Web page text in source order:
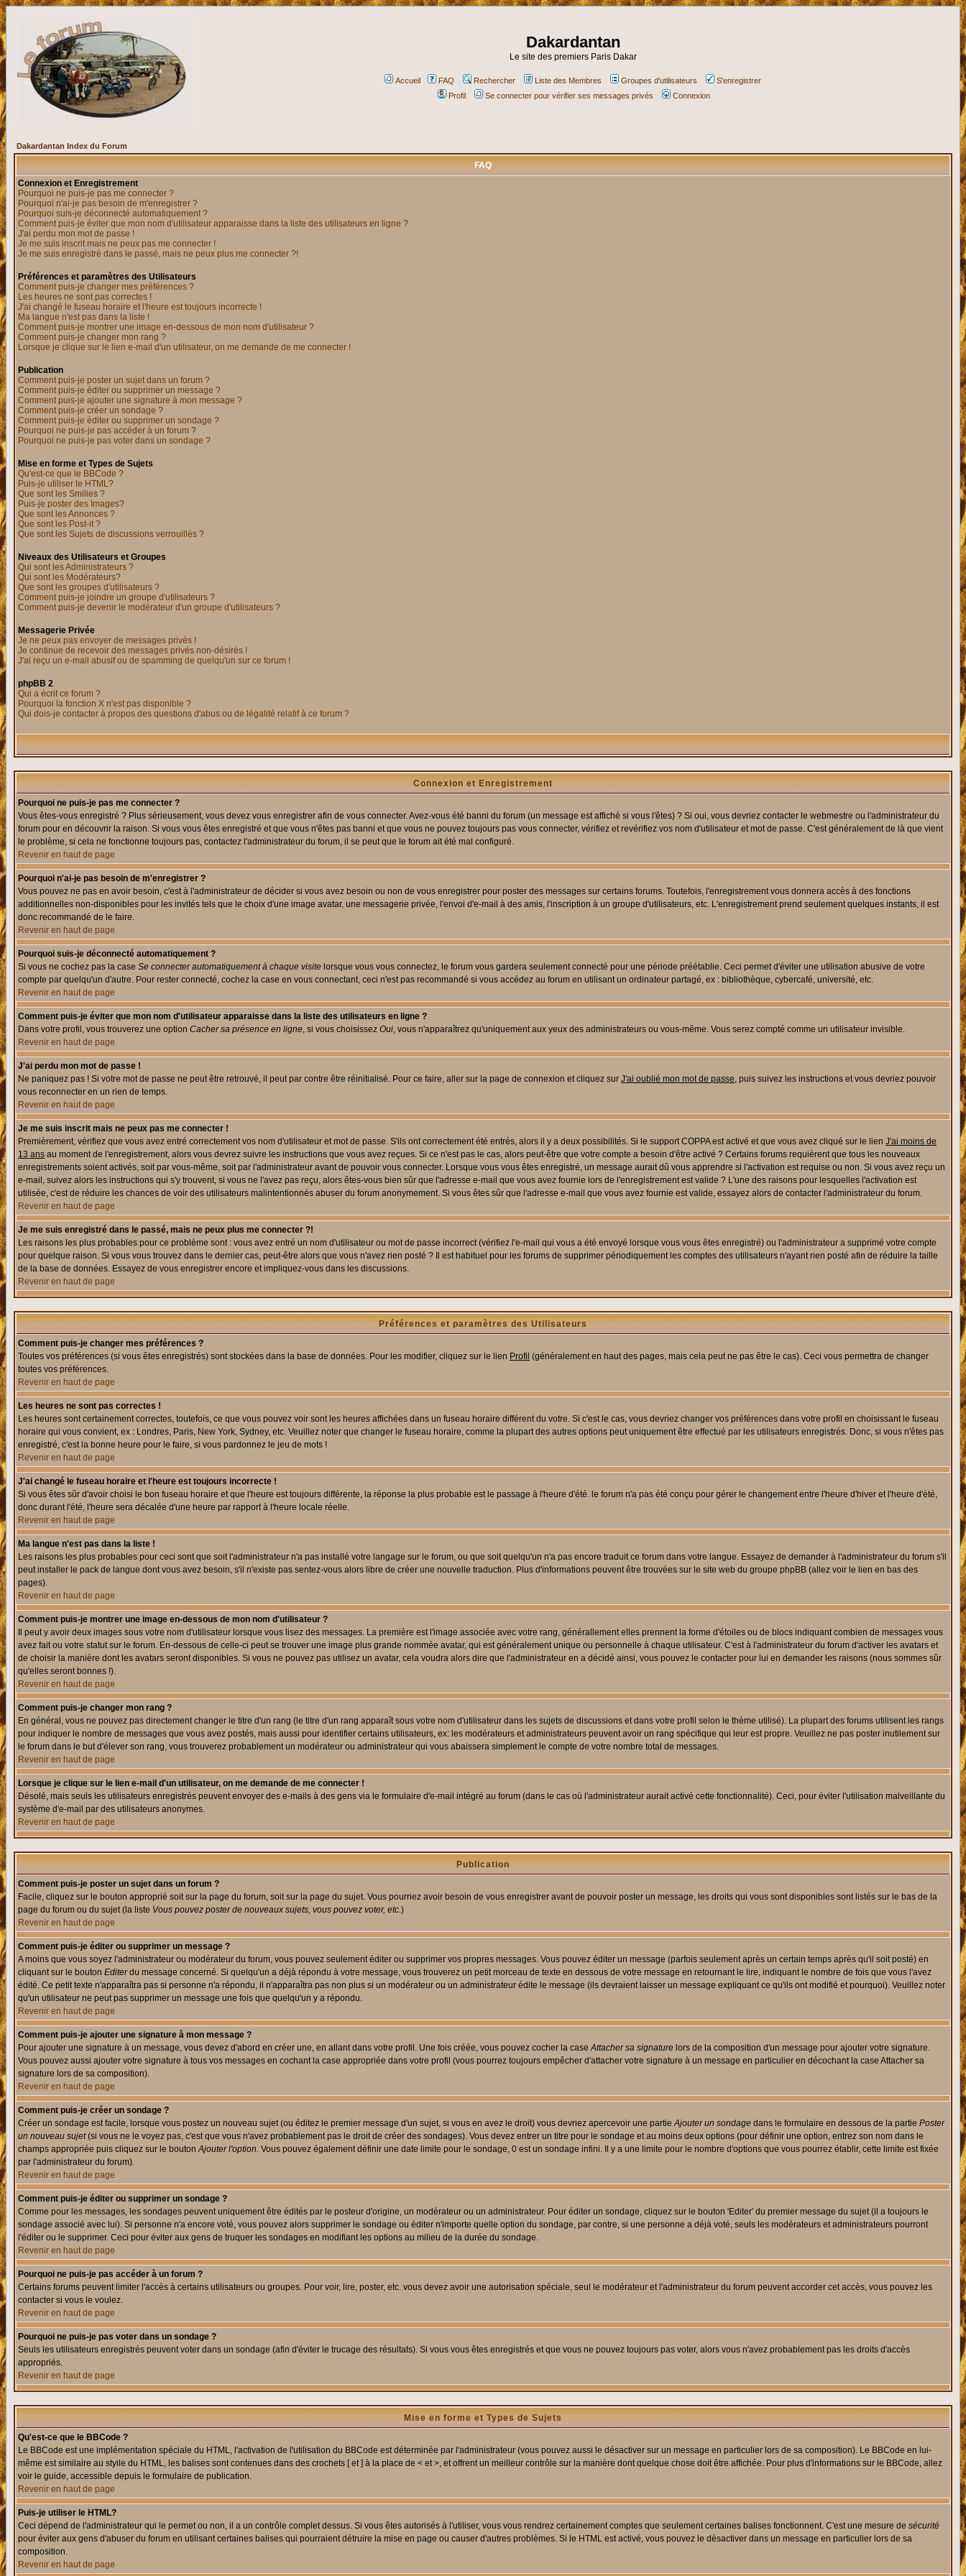
Dakardantan
Le site des premiers Paris Dakar
Accueil FAQ Rechercher Liste des Membres Groupes d'utilisateurs
S'enregistrer
Profil
Se connecter pour vérifier ses messages privés Connexion
Dakardantan Index du Forum
FAQ
Connexion et Enregistrement
Pourquoi ne puis-je pas me connecter ?
Pourquoi n'ai-je pas besoin de m'enregistrer ?
Pourquoi suis-je déconnecté automatiquement ?
Comment puis-je éviter que mon nom d'utilisateur apparaisse dans la liste des utilisateurs en ligne ?
J'ai perdu mon mot de passe !
Je me suis inscrit mais ne peux pas me connecter !
Je me suis enregistré dans le passé, mais ne peux plus me connecter ?!
Préférences et paramètres des Utilisateurs
Comment puis-je changer mes préférences ?
Les heures ne sont pas correctes !
J'ai changé le fuseau horaire et l'heure est toujours incorrecte !
Ma langue n'est pas dans la liste !
Comment puis-je montrer une image en-dessous de mon nom d'utilisateur ?
Comment puis-je changer mon rang ?
Lorsque je clique sur le lien e-mail d'un utilisateur, on me demande de me connecter !
Publication
Comment puis-je poster un sujet dans un forum ?
Comment puis-je éditer ou supprimer un message ?
Comment puis-je ajouter une signature à mon message ?
Comment puis-je créer un sondage ?
Comment puis-je éditer ou supprimer un sondage ?
Pourquoi ne puis-je pas accéder à un forum ?
Pourquoi ne puis-je pas voter dans un sondage ?
Mise en forme et Types de Sujets
Qu'est-ce que le BBCode ?
Puis-je utiliser le HTML?
Que sont les Smilies ?
Puis-je poster des Images?
Que sont les Annonces ?
Que sont les Post-it ?
Que sont les Sujets de discussions verrouillés ?
Niveaux des Utilisateurs et Groupes
Qui sont les Administrateurs ?
Qui sont les Modérateurs?
Que sont les groupes d'utilisateurs ?
Comment puis-je joindre un groupe d'utilisateurs ?
Comment puis-je devenir le modérateur d'un groupe d'utilisateurs ?
Messagerie Privée
Je ne peux pas envoyer de messages privés !
Je continue de recevoir des messages privés non-désirés !
J'ai reçu un e-mail abusif ou de spamming de quelqu'un sur ce forum !
phpBB 2
Qui a écrit ce forum ?
Pourquoi la fonction X n'est pas disponible ?
Qui dois-je contacter à propos des questions d'abus ou de légalité relatif à ce forum ?
Connexion et Enregistrement
Pourquoi ne puis-je pas me connecter ?
Vous êtes-vous enregistré ? Plus sérieusement, vous devez vous enregistrer afin de vous connecter. Avez-vous été banni du forum (un message est affiché si vous l'êtes) ? Si oui, vous devriez contacter le webmestre ou l'administrateur du
forum pour en découvrir la raison. Si vous vous êtes enregistré et que vous n'êtes pas banni et que vous ne pouvez toujours pas vous connecter, vérifiez et revérifiez vos nom d'utilisateur et mot de passe. C'est généralement de là que vient
le problème, si cela ne fonctionne toujours pas, contactez l'administrateur du forum, il se peut que le forum ait été mal configuré.
Revenir en haut de page
Pourquoi n'ai-je pas besoin de m'enregistrer ?
Vous pouvez ne pas en avoir besoin, c'est à l'administrateur de décider si vous avez besoin ou non de vous enregistrer pour poster des messages sur certains forums. Toutefois, l'enregistrement vous donnera accès à des fonctions
additionnelles non-disponibles pour les invités tels que le choix d'une image avatar, une messagerie privée, l'envoi d'e-mail à des amis, l'inscription à un groupe d'utilisateurs, etc. L'enregistrement prend seulement quelques instants, il est
donc recommandé de le faire.
Revenir en haut de page
Pourquoi suis-je déconnecté automatiquement ?
Si vous ne cochez pas la case Se connecter automatiquement à chaque visite lorsque vous vous connectez, le forum vous gardera seulement connecté pour une période préétablie. Ceci permet d'éviter une utilisation abusive de votre
compte par quelqu'un d'autre. Pour rester connecté, cochez la case en vous connectant, ceci n'est pas recommandé si vous accédez au forum en utilisant un ordinateur partagé, ex : bibliothèque, cybercafé, université, etc.
Revenir en haut de page
Comment puis-je éviter que mon nom d'utilisateur apparaisse dans la liste des utilisateurs en ligne ?
Dans votre profil, vous trouverez une option Cacher sa présence en ligne, si vous choisissez Oui, vous n'apparaîtrez qu'uniquement aux yeux des administrateurs ou vous-même. Vous serez compté comme un utilisateur invisible.
Revenir en haut de page
J'ai perdu mon mot de passe !
Ne paniquez pas ! Si votre mot de passe ne peut être retrouvé, il peut par contre être réinitialisé. Pour ce faire, aller sur la page de connexion et cliquez sur J'ai oublié mon mot de passe, puis suivez les instructions et vous devriez pouvoir
vous reconnecter en un rien de temps.
Revenir en haut de page
Je me suis inscrit mais ne peux pas me connecter !
Premièrement, vérifiez que vous avez entré correctement vos nom d'utilisateur et mot de passe. S'ils ont correctement été entrés, alors il y a deux possibilités. Si le support COPPA est activé et que vous avez cliqué sur le lien J'ai moins de
13 ans au moment de l'enregistrement, alors vous devrez suivre les instructions que vous avez reçues. Si ce n'est pas le cas, alors peut-être que votre compte a besoin d'être activé ? Certains forums requièrent que tous les nouveaux
enregistrements soient activés, soit par vous-même, soit par l'administrateur avant de pouvoir vous connecter. Lorsque vous vous êtes enregistré, un message aurait dû vous apprendre si l'activation est requise ou non. Si vous avez reçu un
e-mail, suivez alors les instructions qui s'y trouvent, si vous ne l'avez pas reçu, alors êtes-vous bien sûr que l'adresse e-mail que vous avez fournie lors de l'enregistrement est valide ? L'une des raisons pour lesquelles l'activation est
utilisée, c'est de réduire les chances de voir des utilisateurs malintentionnés abuser du forum anonymement. Si vous êtes sûr que l'adresse e-mail que vous avez fournie est valide, essayez alors de contacter l'administrateur du forum.
Revenir en haut de page
Je me suis enregistré dans le passé, mais ne peux plus me connecter ?!
Les raisons les plus probables pour ce problème sont : vous avez entré un nom d'utilisateur ou mot de passe incorrect (vérifiez l'e-mail qui vous a été envoyé lorsque vous vous êtes enregistré) ou l'administrateur a supprimé votre compte
pour quelque raison. Si vous vous trouvez dans le dernier cas, peut-être alors que vous n'avez rien posté ? Il est habituel pour les forums de supprimer périodiquement les comptes des utilisateurs n'ayant rien posté afin de réduire la taille
de la base de données. Essayez de vous enregistrer encore et impliquez-vous dans les discussions.
Revenir en haut de page
Préférences et paramètres des Utilisateurs
Comment puis-je changer mes préférences ?
Toutes vos préférences (si vous êtes enregistrés) sont stockées dans la base de données. Pour les modifier, cliquez sur le lien Profil (généralement en haut des pages, mais cela peut ne pas être le cas). Ceci vous permettra de changer
toutes vos préférences.
Revenir en haut de page
Les heures ne sont pas correctes !
Les heures sont certainement correctes, toutefois, ce que vous pouvez voir sont les heures affichées dans un fuseau horaire différent du votre. Si c'est le cas, vous devriez changer vos préférences dans votre profil en choisissant le fuseau
horaire qui vous convient, ex : Londres, Paris, New York, Sydney, etc. Veuillez noter que changer le fuseau horaire, comme la plupart des autres options peut uniquement être effectué par les utilisateurs enregistrés. Donc, si vous n'êtes pas
enregistré, c'est la bonne heure pour le faire, si vous pardonnez le jeu de mots !
Revenir en haut de page
J'ai changé le fuseau horaire et l'heure est toujours incorrecte !
Si vous êtes sûr d'avoir choisi le bon fuseau horaire et que l'heure est toujours différente, la réponse la plus probable est le passage à l'heure d'été. le forum n'a pas été conçu pour gérer le changement entre l'heure d'hiver et l'heure d'été,
donc durant l'été, l'heure sera décalée d'une heure par rapport à l'heure locale réelle.
Revenir en haut de page
Ma langue n'est pas dans la liste !
Les raisons les plus probables pour ceci sont que soit l'administrateur n'a pas installé votre langage sur le forum, ou que soit quelqu'un n'a pas encore traduit ce forum dans votre langue. Essayez de demander à l'administrateur du forum s'il
peut installer le pack de langue dont vous avez besoin, s'il n'existe pas sentez-vous alors libre de créer une nouvelle traduction. Plus d'informations peuvent être trouvées sur le site web du groupe phpBB (allez voir le lien en bas des
pages).
Revenir en haut de page
Comment puis-je montrer une image en-dessous de mon nom d'utilisateur ?
Il peut y avoir deux images sous votre nom d'utilisateur lorsque vous lisez des messages. La première est l'image associée avec votre rang, générallement elles prennent la forme d'étoiles ou de blocs indiquant combien de messages vous
avez fait ou votre statut sur le forum. En-dessous de celle-ci peut se trouver une image plus grande nommée avatar, qui est généralement unique ou personnelle à chaque utilisateur. C'est à l'administrateur du forum d'activer les avatars et
de choisir la manière dont les avatars seront disponibles. Si vous ne pouvez pas utilisez un avatar, cela voudra alors dire que l'administrateur en a décidé ainsi, vous pouvez le contacter pour lui en demander les raisons (nous sommes sûr
qu'elles seront bonnes !).
Revenir en haut de page
Comment puis-je changer mon rang ?
En général, vous ne pouvez pas directement changer le titre d'un rang (le titre d'un rang apparaît sous votre nom d'utilisateur dans les sujets de discussions et dans votre profil selon le thème utilisé). La plupart des forums utilisent les rangs
pour indiquer le nombre de messages que vous avez postés, mais aussi pour identifier certains utilisateurs, ex: les modérateurs et administrateurs peuvent avoir un rang spécifique qui leur est propre. Veuillez ne pas poster inutilement sur
le forum dans le but d'élever son rang, vous trouverez probablement un modérateur ou administrateur qui vous abaissera simplement le compte de votre nombre total de messages.
Revenir en haut de page
Lorsque je clique sur le lien e-mail d'un utilisateur, on me demande de me connecter !
Désolé, mais seuls les utilisateurs enregistrés peuvent envoyer des e-mails à des gens via le formulaire d'e-mail intégré au forum (dans le cas où l'administrateur aurait activé cette fonctionnalité). Ceci, pour éviter l'utilisation malveillante du
système d'e-mail par des utilisateurs anonymes.
Revenir en haut de page
Publication
Comment puis-je poster un sujet dans un forum ?
Facile, cliquez sur le bouton approprié soit sur la page du forum, soit sur la page du sujet. Vous pourriez avoir besoin de vous enregistrer avant de pouvoir poster un message, les droits qui vous sont disponibles sont listés sur le bas de la
page du forum ou du sujet (la liste Vous pouvez poster de nouveaux sujets, vous pouvez voter, etc.)
Revenir en haut de page
Comment puis-je éditer ou supprimer un message ?
A moins que vous soyez l'administrateur ou modérateur du forum, vous pouvez seulement éditer ou supprimer vos propres messages. Vous pouvez éditer un message (parfois seulement après un certain temps après qu'il soit posté) en
cliquant sur le bouton Editerdu message concerné. Si quelqu'un a déjà répondu à votre message, vous trouverez un petit morceau de texte en dessous de votre message en retournant le lire, indiquant le nombre de fois que vous l'avez
édité. Ce petit texte n'apparaîtra pas si personne n'a répondu, il n'apparaîtra pas non plus si un modérateur ou un administrateur édite le message (ils devraient laisser un message expliquant ce qu'ils ont modifié et pourquoi). Veuillez noter
qu'un utilisateur ne peut pas supprimer un message une fois que quelqu'un y a répondu.
Revenir en haut de page
Comment puis-je ajouter une signature à mon message ?
Pour ajouter une signature à un message, vous devez d'abord en créer une, en allant dans votre profil. Une fois créée, vous pouvez cocher la caseAttacher sa signature lors de la composition d'un message pour ajouter votre signature.
Vous pouvez aussi ajouter votre signature à tous vos messages en cochant la case appropriée dans votre profil (vous pourrez toujours empêcher d'attacher votre signature à un message en particulier en décochant la case Attacher sa
signature lors de sa composition).
Revenir en haut de page
Comment puis-je créer un sondage ?
Créer un sondage est facile, lorsque vous postez un nouveau sujet (ou éditez le premier message d'un sujet, si vous en avez le droit) vous devriez apercevoir une partieAjouter un sondage dans le formulaire en dessous de la partie Poster
un nouveau sujet(si vous ne le voyez pas, c'est que vous n'avez probablement pas le droit de créer des sondages). Vous devez entrer un titre pour le sondage et au moins deux options (pour définir une option, entrez son nom dans le
champs appropriée puis cliquez sur le boutonAjouter l'option. Vous pouvez également définir une date limite pour le sondage, 0 est un sondage infini. Il y a une limite pour le nombre d'options que vous pourrez établir, cette limite est fixée
par l'administrateur du forum).
Revenir en haut de page
Comment puis-je éditer ou supprimer un sondage ?
Comme pour les messages, les sondages peuvent uniquement être édités par le posteur d'origine, un modérateur ou un administrateur. Pour éditer un sondage, cliquez sur le bouton 'Editer' du premier message du sujet (il a toujours le
sondage associé avec lui). Si personne n'a encore voté, vous pouvez alors supprimer le sondage ou éditer n'importe quelle option du sondage, par contre, si une personne a déjà voté, seuls les modérateurs et administrateurs pourront
l'éditer ou le supprimer. Ceci pour éviter aux gens de truquer les sondages en modifiant les options au milieu de la durée du sondage.
Revenir en haut de page
Pourquoi ne puis-je pas accéder à un forum ?
Certains forums peuvent limiter l'accès à certains utilisateurs ou groupes. Pour voir, lire, poster, etc. vous devez avoir une autorisation spéciale, seul le modérateur et l'administrateur du forum peuvent accorder cet accès, vous pouvez les
contacter si vous le voulez.
Revenir en haut de page
Pourquoi ne puis-je pas voter dans un sondage ?
Seuls les utilisateurs enregistrés peuvent voter dans un sondage (afin d'éviter le trucage des résultats). Si vous vous êtes enregistrés et que vous ne pouvez toujours pas voter, alors vous n'avez probablement pas les droits d'accès
appropriés.
Revenir en haut de page
Mise en forme et Types de Sujets
Qu'est-ce que le BBCode ?
Le BBCode est une implémentation spéciale du HTML, l'activation de l'utilisation du BBCode est déterminée par l'administrateur (vous pouvez aussi le désactiver sur un message en particulier lors de sa composition). Le BBCode en lui-
même est similaire au styile du HTML, les balises sont contenues dans des crochets [ et ] à la place de < et >, et offrent un meilleur contrôle sur la manière dont quelque chose doit être affichée. Pour plus d'informations sur le BBCode, allez
voir le guide, accessible depuis le formulaire de publication.
Revenir en haut de page
Puis-je utiliser le HTML?
Ceci dépend de l'administrateur qui le permet ou non, il a un contrôle complet dessus. Si vous êtes autorisés à l'utiliser, vous vous rendrez certainement comptes que seulement certaines balises fonctionnent. C'est une mesure de sécurité
pour éviter aux gens d'abuser du forum en utilisant certaines balises qui pourraient détruire la mise en page ou causer d'autres problèmes. Si le HTML est activé, vous pouvez le désactiver dans un message en particulier lors de sa
composition.
Revenir en haut de page